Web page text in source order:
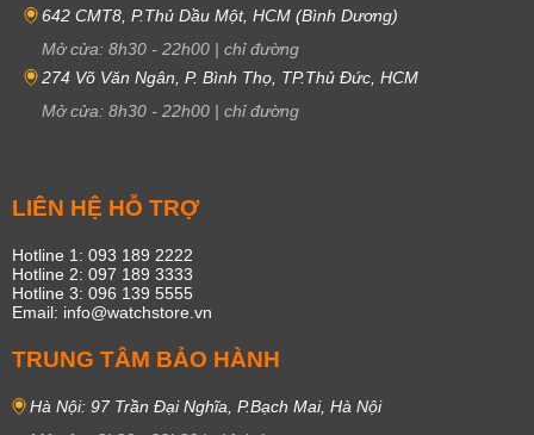
642 CMT8, P.Thủ Dầu Một, HCM (Bình Dương)
Mở cửa: 8h30 - 22h00 | chỉ đường
274 Võ Văn Ngân, P. Bình Thọ, TP.Thủ Đức, HCM
Mở cửa: 8h30 - 22h00 | chỉ đường
LIÊN HỆ HỖ TRỢ
Hotline 1: 093 189 2222
Hotline 2: 097 189 3333
Hotline 3: 096 139 5555
Email: info@watchstore.vn
TRUNG TÂM BẢO HÀNH
Hà Nội: 97 Trần Đại Nghĩa, P.Bạch Mai, Hà Nội